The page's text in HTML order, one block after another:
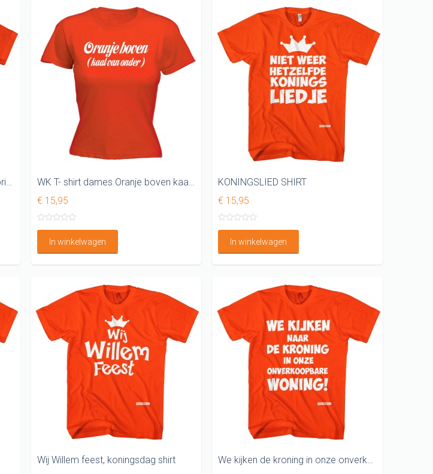
Hoezo oranje koorts? ik voel me prima
WK T- shirt dames Oranje boven kaal van onderen
€ 15,95
In winkelwagen
KONINGSLIED SHIRT
€ 15,95
In winkelwagen
Wij Willem feest, koningsdag shirt
We kijken de kroning in onze onverkoopbare woning